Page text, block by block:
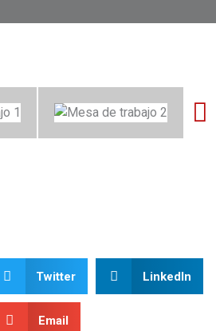
Twitter LinkedIn
Email